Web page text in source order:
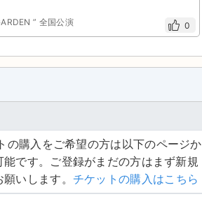
” 全国公演 0
の購入をご希望の方は以下のページか
能です。ご登録がまだの方はまず新規
いします。 チケットの購入はこちら